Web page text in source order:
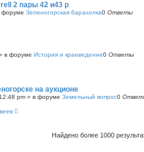
2 пары 42 и43 р
форуме Зеленогорская барахолка0 Ответы
в форуме История и краеведение0 Ответы
на аукционе
pm » в форуме Земельный вопрос0
Найдено более 1000